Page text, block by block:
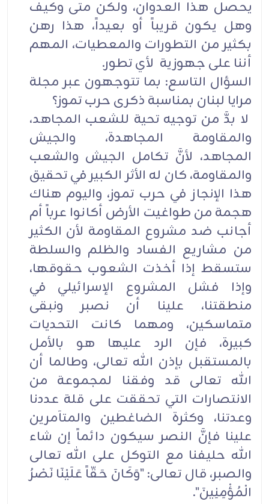
يحصل هذا العدوان، ولكن متى وكيف
وهل يكون قريباً أو بعيداً، هذا رهن
بكثير من التطورات والمعطيات، المهم
أننا على جهوزية لأي تطور.
السؤال التاسع: بما تتوجهون عبر مجلة
مرايا لبنان بمناسبة ذكرى حرب تموز؟
لا بدَّ من توجيه تحية للشعب المجاهد،
والمقاومة المجاهدة، والجيش
المجاهد، لأنَّ تكامل الجيش والشعب
والمقاومة، كان له الأثر الكبير في تحقيق
هذا الإنجاز في حرب تموز، واليوم هناك
هجمة من طواغيت الأرض أكانوا عرباً أم
أجانب ضد مشروع المقاومة لأن الكثير
من مشاريع الفساد والظلم والسلطة
ستسقط إذا أخذت الشعوب حقوقها،
وإذا فشل المشروع الإسرائيلي في
منطقتنا، علينا أن نصبر ونبقى
متماسكين، ومهما كانت التحديات
كبيرة، فإن الرد عليها هو بالأمل
بالمستقبل بإذن الله تعالى، وطالما أن
الله تعالى قد وفقنا لمجموعة من
الانتصارات التي تحققت على قلة عددنا
وعدتنا، وكثرة الضاغطين والمتآمرين
علينا فإنَّ النصر سيكون دائماً إن شاء
الله حليفنا مع التوكل على الله تعالى
والصبر، قال تعالى: "وَكَانَ حَقّاً عَلَيْنَا نَصْرُ
الْمُؤْمِنِينَ".